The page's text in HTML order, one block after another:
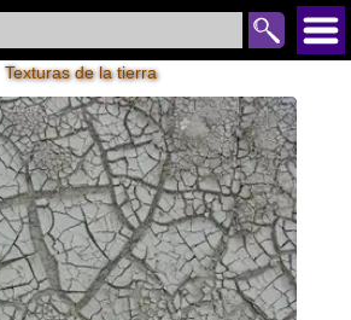
Texturas de la tierra